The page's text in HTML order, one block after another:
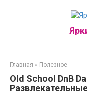
Главная » Полезное
Old School DnB